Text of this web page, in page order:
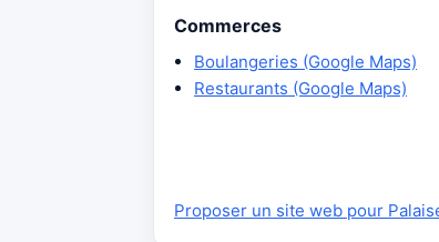
Commerces
Boulangeries (Google Maps)
Restaurants (Google Maps)
Proposer un site web pour